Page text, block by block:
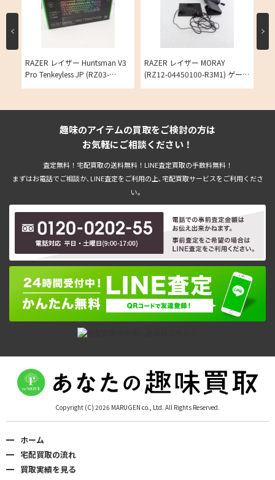
RAZER レイザー Huntsman V3
Pro Tenkeyless JP (RZ03-
FPS の買取実績
RAZER レイザー MORAY
(RZ12-04450100-R3M1) ゲーミ
実
趣味のアイテムの買取をご検討の方は
お気軽にご相談ください！
査定無料！宅配買取の送料無料！LINE査定買取の手数料無料！
まずはお電話でご相談か､LINE査定をご利用の上､宅配買取サービスをご利用くださ
い。
Copyright (C) 2026 MARUGEN co., Ltd. All Rights Reserved.
ホーム
宅配買取の流れ
買取実績を見る